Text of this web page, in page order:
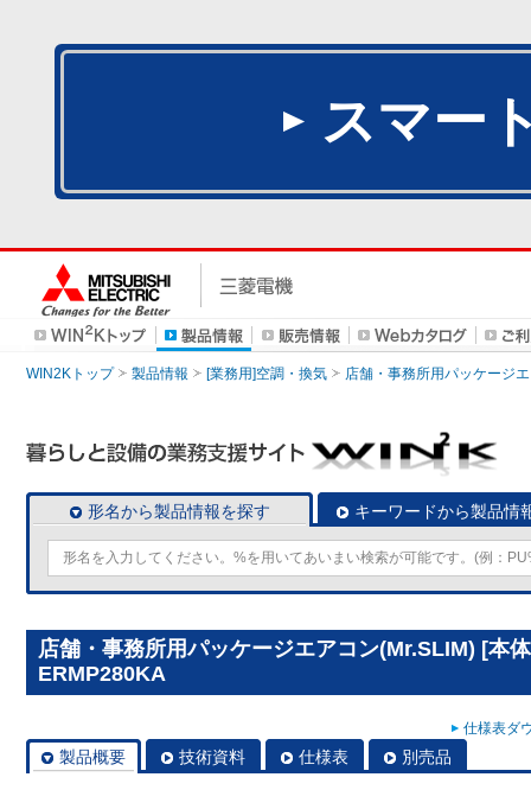
スマー
WIN2Kトップ 製品情報 [業務用]空調・換気 店舗・事務所用パッケージ
形名から製品情報を探す キーワードから製品情
店舗・事務所用パッケージエアコン(Mr.SLIM) [本
ERMP280KA
仕様表ダ
製品概要 技術資料 仕様表 別売品